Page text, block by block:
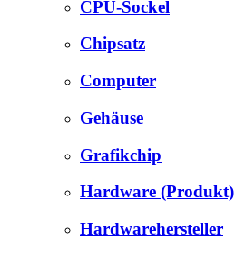
CPU-Sockel
Chipsatz
Computer
Gehäuse
Grafikchip
Hardware (Produkt)
Hardwarehersteller